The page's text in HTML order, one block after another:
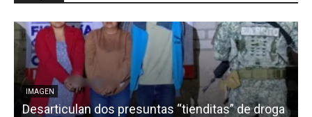
IMAGEN
Desarticulan dos presuntas “tienditas” de droga